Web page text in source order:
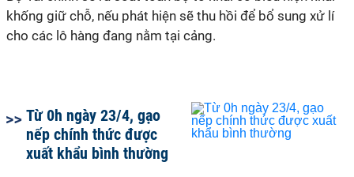
khống giữ chỗ, nếu phát hiện sẽ thu hồi để bổ sung xử lí
cho các lô hàng đang nằm tại cảng.
Từ 0h ngày 23/4, gạo
nếp chính thức được
xuất khẩu bình thường